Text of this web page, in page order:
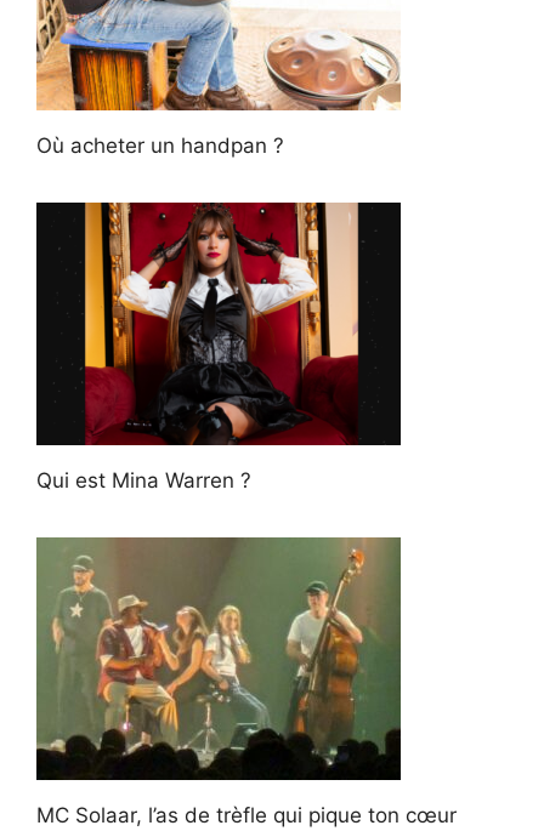
Où acheter un handpan ?
Qui est Mina Warren ?
MC Solaar, l’as de trèfle qui pique ton cœur